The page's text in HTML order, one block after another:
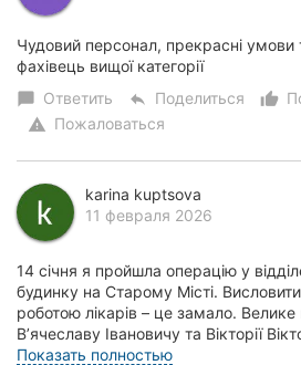
Чудовий персонал, прекрасні
фахівець вищої категорії
chat_bubble Ответить reply Поделиться
warning Пожаловаться
karina kuptsova
11 февраля 2026
14 січня я пройшла операцію у
будинку на Старому Місті.
роботою лікарів – це замало.
В’ячеславу Івановичу та Вікторії
високою кваліфікацією та
Показать полностью